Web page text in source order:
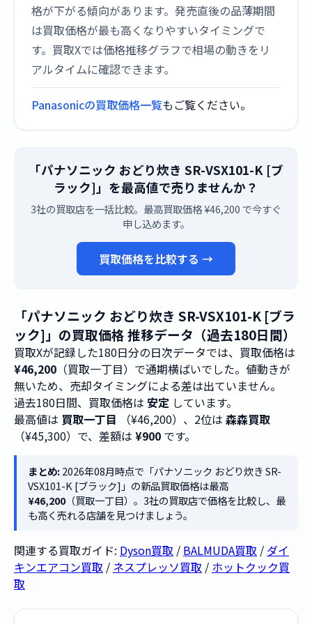
格が下がる傾向があります。発売直後の品薄期間
は買取価格が最も高くなりやすいタイミングで
す。買取Xでは価格推移グラフで相場の動きをリ
アルタイムに確認できます。
Panasonicの買取価格一覧もご覧ください。
「パナソニック おどり炊き SR-VSX101-K [ブ
ラック]」を最高値で売りませんか？
3社の買取店を一括比較。最高買取価格 ¥46,200 で今すぐ
申し込めます。
買取価格を比較する →
「パナソニック おどり炊き SR-VSX101-K [ブラ
ック]」の買取価格 推移データ（過去180日間）
買取Xが記録した180日分の日次データでは、買取価格は
¥46,200 （買取一丁目）で通期横ばいでした。値動きが
無いため、売却タイミングによる差は出ていません。
過去180日間、買取価格は 安定 しています。
最高値は 買取一丁目 （¥46,200）、2位は 森森買取
（¥45,300）で、差額は ¥900 です。
まとめ:2026年08月時点で「パナソニック おどり炊き SR-
VSX101-K [ブラック]」の新品買取価格は最高
¥46,200（買取一丁目）。3社の買取店で価格を比較し、最
も高く売れる店舗を見つけましょう。
関連する買取ガイド: Dyson買取 / BALMUDA買取 / ダイ
キンエアコン買取 / ネスプレッソ買取 / ホットクック買
取